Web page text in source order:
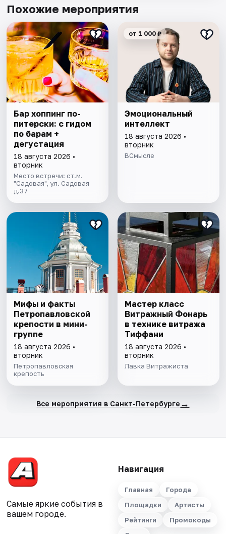
Похожие мероприятия
Бар хоппинг по-
питерски: с гидом
по барам +
дегустация
18 августа 2026 •
вторник
Место встречи: ст.м.
"Садовая", ул. Садовая
д.37
от 1 000 ₽
Эмоциональный
интеллект
18 августа 2026 •
вторник
ВСмысле
Мифы и факты
Петропавловской
крепости в мини-
группе
18 августа 2026 •
вторник
Петропавловская
крепость
Мастер класс
Витражный Фонарь
в технике витража
Тиффани
18 августа 2026 •
вторник
Лавка Витражиста
Все мероприятия в Санкт-Петербурге →
Самые яркие события в
вашем городе.
Навигация
Главная
Города
Площадки
Артисты
Рейтинги
Промокоды